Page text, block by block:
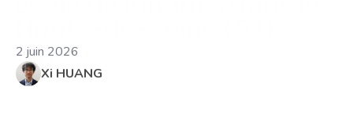
MALAC
Xi HUANG
2 juin 2026